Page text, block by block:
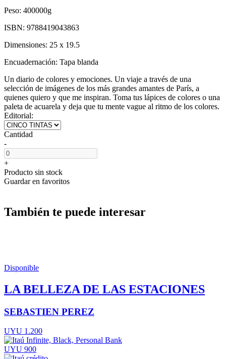
Peso: 400000g
ISBN: 9788419043863
Dimensiones: 25 x 19.5
Encuadernación: Tapa blanda
Un diario de colores y emociones. Un viaje a través de una
selección de imágenes de los más grandes amantes de París, a
quienes quiero y que me inspiran. Toma tus lápices de colores o una
paleta de acuarela y deja que tu mente vague al ritmo de los colores.
Editorial:
Cantidad
-
+
Producto sin stock
Guardar en favoritos
También te puede interesar
Disponible
LA BELLEZA DE LAS ESTACIONES
SEBASTIEN PEREZ
UYU 1.200
UYU 900